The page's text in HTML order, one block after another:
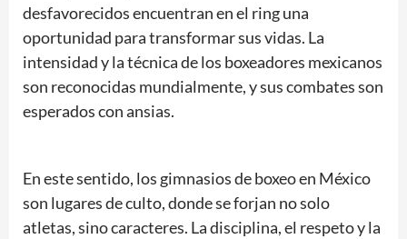
desfavorecidos encuentran en el ring una
oportunidad para transformar sus vidas. La
intensidad y la técnica de los boxeadores mexicanos
son reconocidas mundialmente, y sus combates son
esperados con ansias.
En este sentido, los gimnasios de boxeo en México
son lugares de culto, donde se forjan no solo
atletas, sino caracteres. La disciplina, el respeto y la